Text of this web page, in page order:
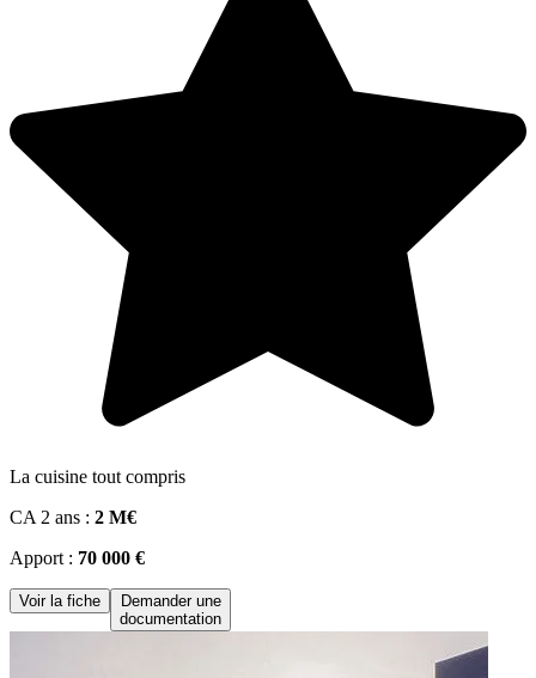
La cuisine tout compris
CA 2 ans : 2 M€
Apport : 70 000 €
Voir la fiche
Demander une
documentation